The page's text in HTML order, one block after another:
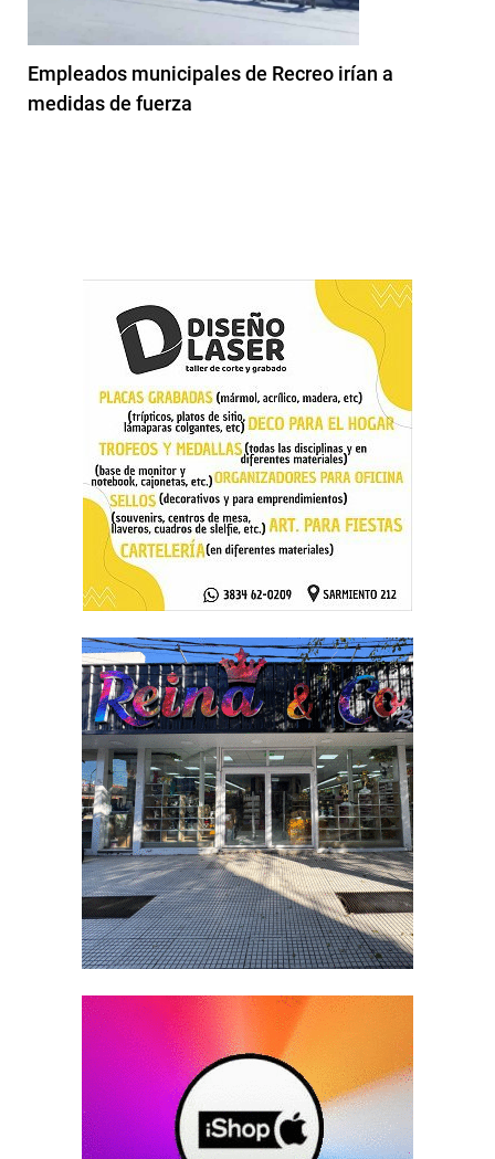
Empleados municipales de Recreo irían a
medidas de fuerza